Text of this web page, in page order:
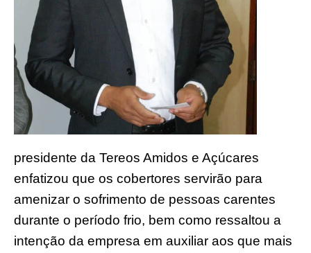
presidente da Tereos Amidos e Açúcares
enfatizou que os cobertores servirão para
amenizar o sofrimento de pessoas carentes
durante o período frio, bem como ressaltou a
intenção da empresa em auxiliar aos que mais